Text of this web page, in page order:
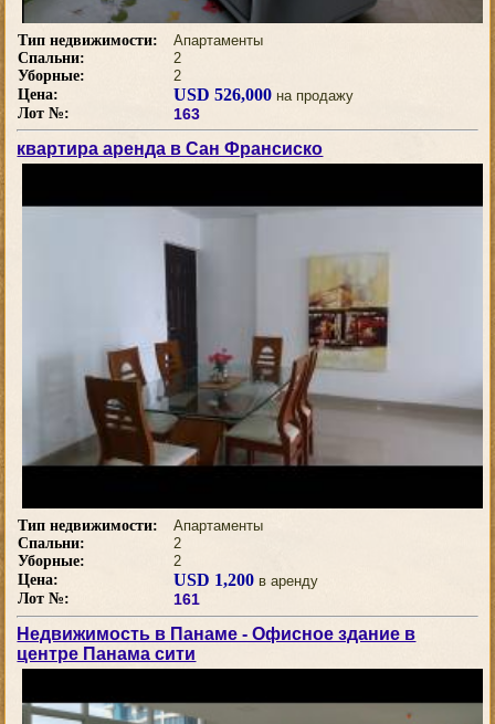
Тип недвижимости:
Апартаменты
Спальни:
2
Уборные:
2
Цена:
USD 526,000 на продажу
Лот №:
163
квартира аренда в Сан Франсиско
Тип недвижимости:
Апартаменты
Спальни:
2
Уборные:
2
Цена:
USD 1,200 в аренду
Лот №:
161
Недвижимость в Панаме - Офисное здание в
центре Панама сити